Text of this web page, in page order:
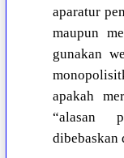
aparatur
maupun
gunakan
apakah
“alasan
dibebaskan